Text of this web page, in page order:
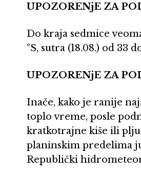
UPOZORENjE ZA
Do kraja sedmice
°S, sutra (18.08.) od 33
UPOZORENjE ZA
Inače, kako je ranije
toplo vreme, posle
kratkotrajne kiše ili
planinskim predelima
Republički